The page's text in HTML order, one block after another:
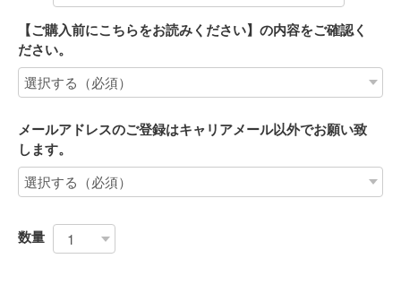
【ご購入前にこちらをお読みください】の内容をご確認く
ださい。
メールアドレスのご登録はキャリアメール以外でお願い致
します。
数量